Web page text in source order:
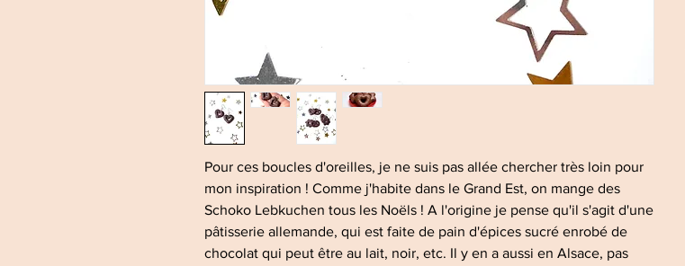
Pour ces boucles d'oreilles, je ne suis pas allée chercher très loin pour
mon inspiration ! Comme j'habite dans le Grand Est, on mange des
Schoko Lebkuchen tous les Noëls ! A l'origine je pense qu'il s'agit d'une
pâtisserie allemande, qui est faite de pain d'épices sucré enrobé de
chocolat qui peut être au lait, noir, etc. Il y en a aussi en Alsace, pas